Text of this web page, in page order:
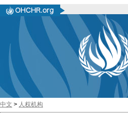
中文 > 人权机构